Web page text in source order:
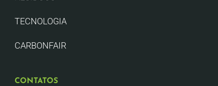
TECNOLOGIA
CARBONFAIR
CONTATOS